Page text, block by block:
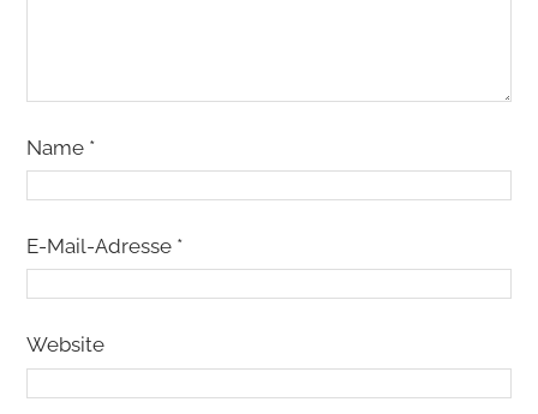
Name *
E-Mail-Adresse *
Website